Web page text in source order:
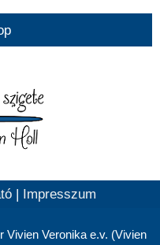
| Impresszum
Vivien Veronika e.v. (Vivien